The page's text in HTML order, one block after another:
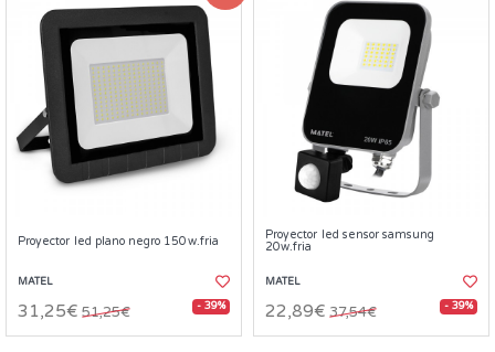
Proyector led plano negro 150w.fria
MATEL
31,25€ 51,25€ - 39%
Proyector led sensor samsung
20w.fria
MATEL
22,89€ 37,54€ - 39%